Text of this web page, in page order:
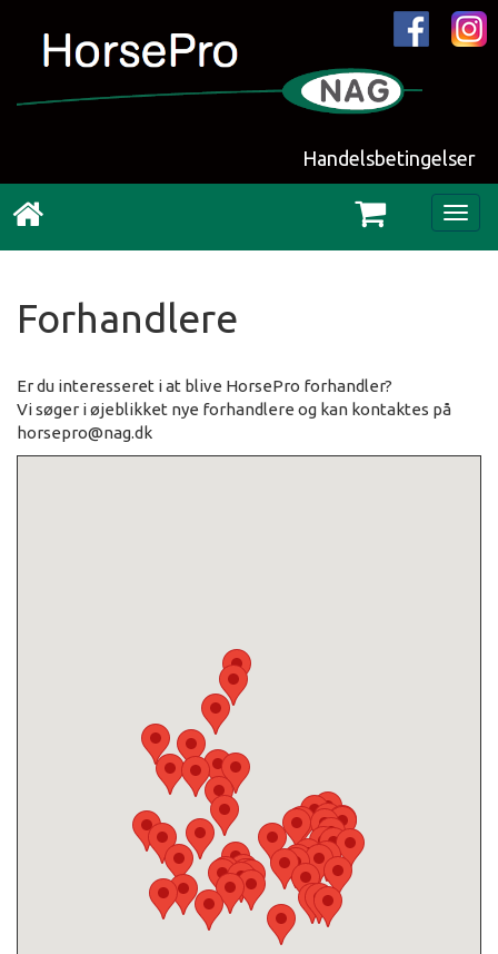
Handelsbetingelser
Forhandlere
Er du interesseret i at blive HorsePro forhandler?
Vi søger i øjeblikket nye forhandlere og kan kontaktes på
horsepro@nag.dk